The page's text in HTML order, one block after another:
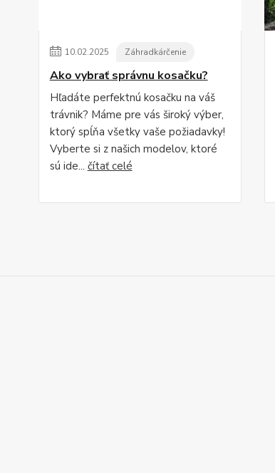
10.02.2025 Záhradkárčenie
Ako vybrať správnu kosačku?
Hľadáte perfektnú kosačku na váš
trávnik? Máme pre vás široký výber,
ktorý spĺňa všetky vaše požiadavky!
Vyberte si z našich modelov, ktoré
sú ide... čítať celé